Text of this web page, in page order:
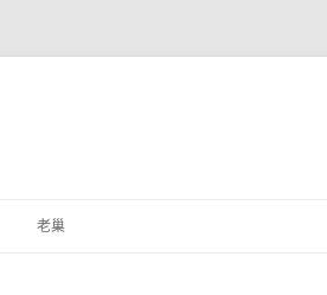
至
正
老巢